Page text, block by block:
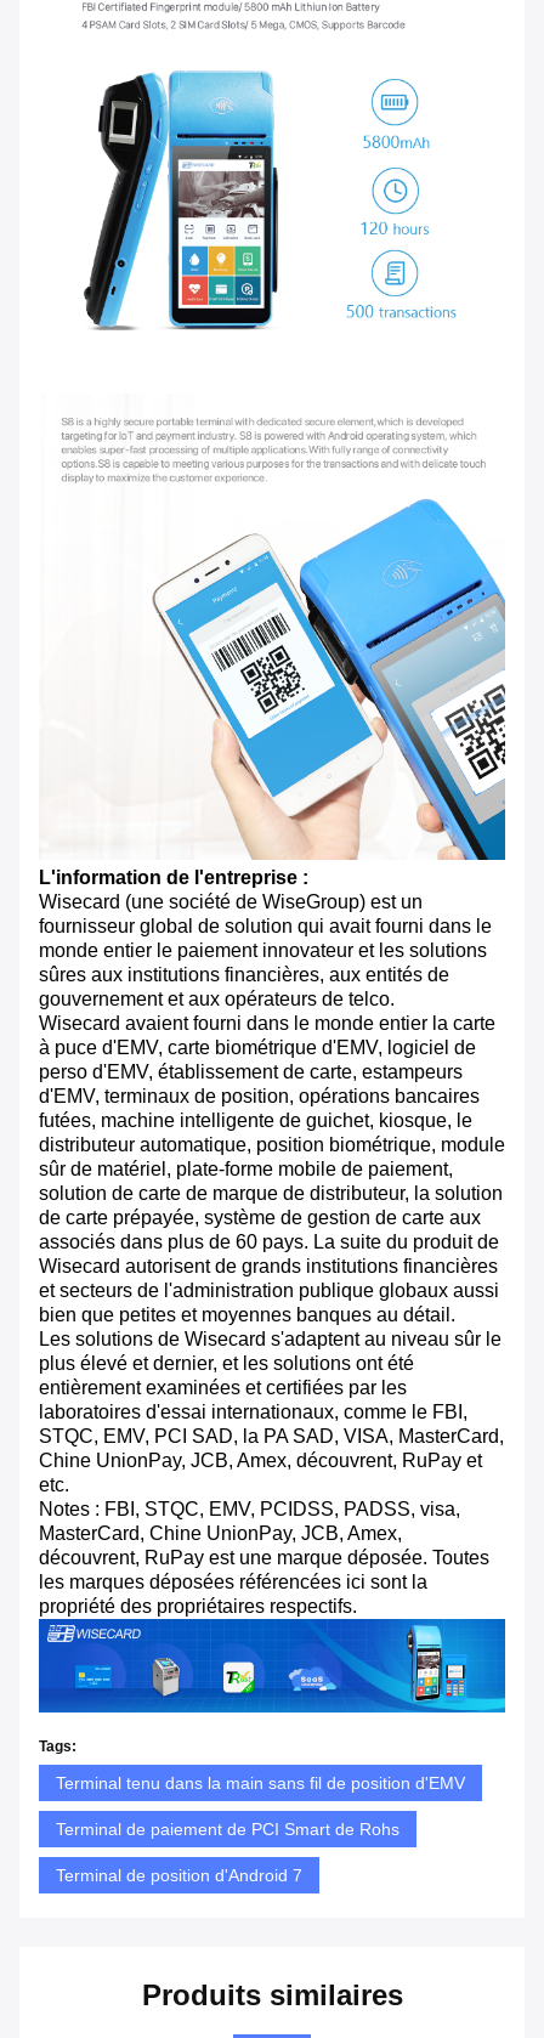
L'information de l'entreprise :
Wisecard (une société de WiseGroup) est un
fournisseur global de solution qui avait fourni dans le
monde entier le paiement innovateur et les solutions
sûres aux institutions financières, aux entités de
gouvernement et aux opérateurs de telco.
Wisecard avaient fourni dans le monde entier la carte
à puce d'EMV, carte biométrique d'EMV, logiciel de
perso d'EMV, établissement de carte, estampeurs
d'EMV, terminaux de position, opérations bancaires
futées, machine intelligente de guichet, kiosque, le
distributeur automatique, position biométrique, module
sûr de matériel, plate-forme mobile de paiement,
solution de carte de marque de distributeur, la solution
de carte prépayée, système de gestion de carte aux
associés dans plus de 60 pays. La suite du produit de
Wisecard autorisent de grands institutions financières
et secteurs de l'administration publique globaux aussi
bien que petites et moyennes banques au détail.
Les solutions de Wisecard s'adaptent au niveau sûr le
plus élevé et dernier, et les solutions ont été
entièrement examinées et certifiées par les
laboratoires d'essai internationaux, comme le FBI,
STQC, EMV, PCI SAD, la PA SAD, VISA, MasterCard,
Chine UnionPay, JCB, Amex, découvrent, RuPay et
etc.
Notes : FBI, STQC, EMV, PCIDSS, PADSS, visa,
MasterCard, Chine UnionPay, JCB, Amex,
découvrent, RuPay est une marque déposée. Toutes
les marques déposées référencées ici sont la
propriété des propriétaires respectifs.
Tags:
Terminal tenu dans la main sans fil de position d'EMV
Terminal de paiement de PCI Smart de Rohs
Terminal de position d'Android 7
Produits similaires